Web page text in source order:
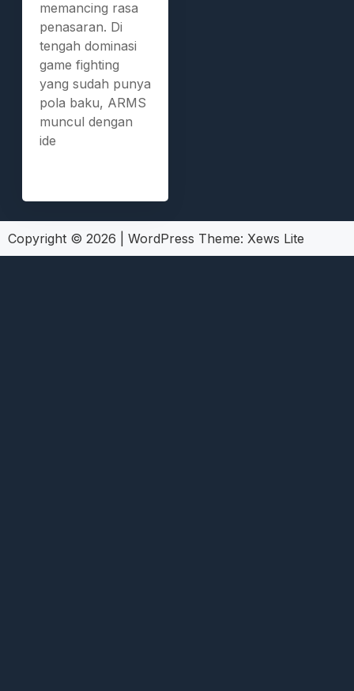
memancing rasa
penasaran. Di
tengah dominasi
game fighting
yang sudah punya
pola baku, ARMS
muncul dengan
ide
Copyright © 2026 WordPress Theme: Xews Lite